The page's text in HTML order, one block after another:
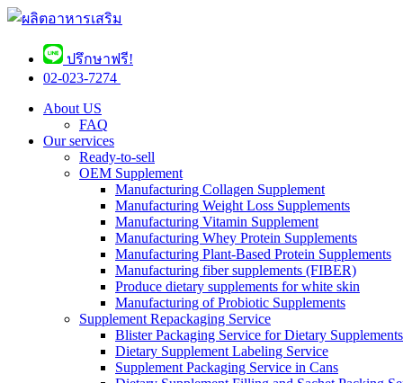
ปรึกษาฟรี!
02-023-7274 ​
About US
FAQ
Our services
Ready-to-sell
OEM Supplement
Manufacturing Collagen Supplement
Manufacturing Weight Loss Supplements
Manufacturing Vitamin Supplement
Manufacturing Whey Protein Supplements
Manufacturing Plant-Based Protein Supplements
Manufacturing fiber supplements (FIBER)
Produce dietary supplements for white skin
Manufacturing of Probiotic Supplements
Supplement Repackaging Service
Blister Packaging Service for Dietary Supplements​
Dietary Supplement Labeling Service
Supplement Packaging Service in Cans